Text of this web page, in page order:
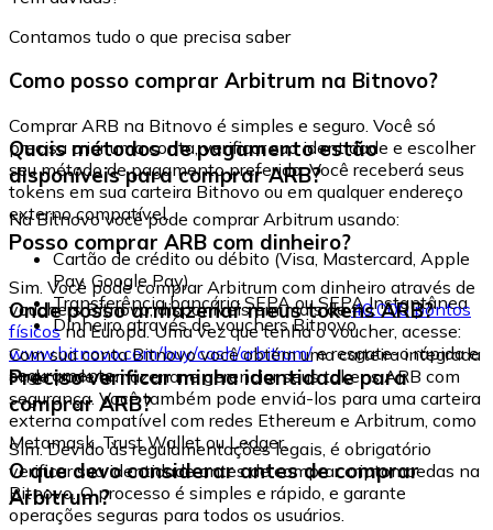
Contamos tudo o que precisa saber
Como posso comprar Arbitrum na Bitnovo?
Comprar ARB na Bitnovo é simples e seguro. Você só
precisa criar uma conta, verificar sua identidade e escolher
seu método de pagamento preferido. Você receberá seus
tokens em sua carteira Bitnovo ou em qualquer endereço
externo compatível.
Quais métodos de pagamento estão
disponíveis para comprar ARB?
Na Bitnovo você pode comprar Arbitrum usando:
Cartão de crédito ou débito (Visa, Mastercard, Apple
Pay, Google Pay)
Transferência bancária SEPA ou SEPA Instantânea
Dinheiro através de vouchers Bitnovo
Posso comprar ARB com dinheiro?
Sim. Você pode comprar Arbitrum com dinheiro através de
vouchers Bitnovo, disponíveis em mais de40.000 pontos
físicosna Europa. Uma vez que tenha o voucher, acesse:
www.bitnovo.com/buy/cash/arbitrum/e resgate-o rápida e
seguramente.
Onde posso armazenar meus tokens ARB?
Com sua conta Bitnovo você obtém uma carteira integrada
onde pode armazenar e gerenciar seus tokens ARB com
segurança. Você também pode enviá-los para uma carteira
externa compatível com redes Ethereum e Arbitrum, como
Metamask, Trust Wallet ou Ledger.
Preciso verificar minha identidade para
comprar ARB?
Sim. Devido às regulamentações legais, é obrigatório
verificar sua identidade antes de comprar criptomoedas na
Bitnovo. O processo é simples e rápido, e garante
operações seguras para todos os usuários.
O que devo considerar antes de comprar
Arbitrum?